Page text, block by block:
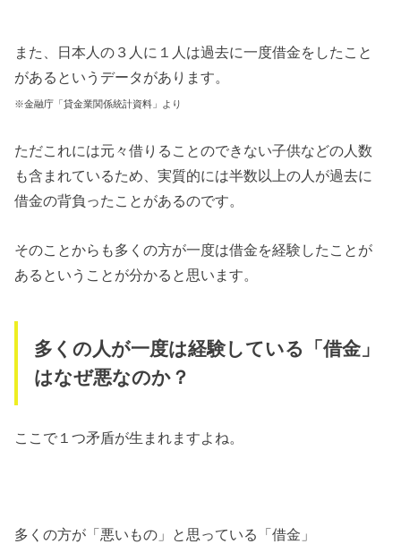
また、日本人の３人に１人は過去に一度借金をしたこと
があるというデータがあります。
※金融庁「貸金業関係統計資料」より
ただこれには元々借りることのできない子供などの人数
も含まれているため、実質的には半数以上の人が過去に
借金の背負ったことがあるのです。
そのことからも多くの方が一度は借金を経験したことが
あるということが分かると思います。
多くの人が一度は経験している「借金」
はなぜ悪なのか？
ここで１つ矛盾が生まれますよね。
多くの方が「悪いもの」と思っている「借金」